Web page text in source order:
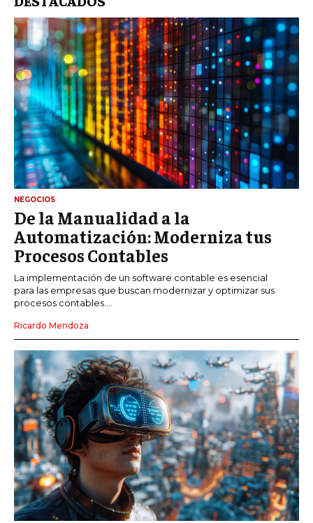
NEGOCIOS
De la Manualidad a la
Automatización: Moderniza tus
Procesos Contables
La implementación de un software contable es esencial
para las empresas que buscan modernizar y optimizar sus
procesos contables....
Ricardo Mendoza